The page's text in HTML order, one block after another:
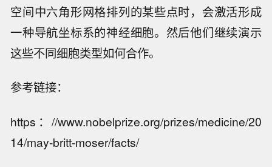
空间中六角形网格排列的某些点时，会激活形成
一种导航坐标系的神经细胞。然后他们继续演示
这些不同细胞类型如何合作。
参考链接：
https：//www.nobelprize.org/prizes/medicine/20
14/may-britt-moser/facts/